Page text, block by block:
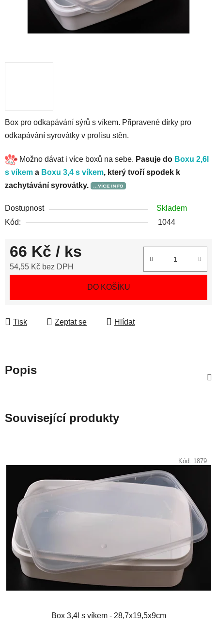
Box pro odkapávání sýrů s víkem. Připravené dírky pro
odkapávání syrovátky v prolisu stěn.
Možno dávat i více boxů na sebe. Pasuje do Boxu 2,6l
s víkem a Boxu 3,4 s víkem, který tvoří spodek k
zachytávání syrovátky.
Dostupnost
Skladem
Kód:
1044
66 Kč / ks
54,55 Kč bez DPH
DO KOŠÍKU
Tisk Zeptat se Hlídat
Popis
Související produkty
Box 3,4l s víkem - 28,7x19,5x9cm
Kód: 1879